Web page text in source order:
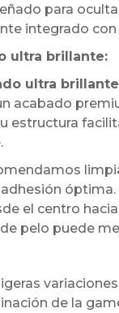
para
integrado
ultra brillante:
ultra
acabado
estructura
el centro
pelo puede
de la